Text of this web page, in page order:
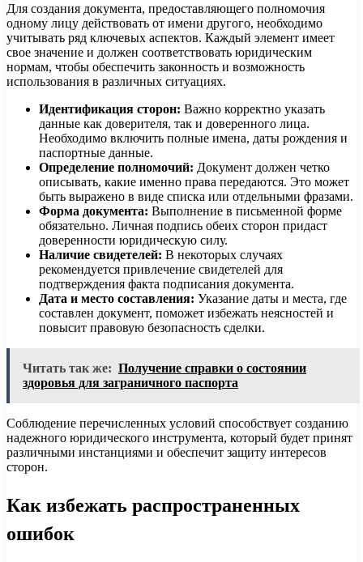
Для создания документа, предоставляющего полномочия
одному лицу действовать от имени другого, необходимо
учитывать ряд ключевых аспектов. Каждый элемент имеет
свое значение и должен соответствовать юридическим
нормам, чтобы обеспечить законность и возможность
использования в различных ситуациях.
Идентификация сторон: Важно корректно указать
данные как доверителя, так и доверенного лица.
Необходимо включить полные имена, даты рождения и
паспортные данные.
Определение полномочий: Документ должен четко
описывать, какие именно права передаются. Это может
быть выражено в виде списка или отдельными фразами.
Форма документа: Выполнение в письменной форме
обязательно. Личная подпись обеих сторон придаст
доверенности юридическую силу.
Наличие свидетелей: В некоторых случаях
рекомендуется привлечение свидетелей для
подтверждения факта подписания документа.
Дата и место составления: Указание даты и места, где
составлен документ, поможет избежать неясностей и
повысит правовую безопасность сделки.
Читать так же: Получение справки о состоянии
здоровья для заграничного паспорта
Соблюдение перечисленных условий способствует созданию
надежного юридического инструмента, который будет принят
различными инстанциями и обеспечит защиту интересов
сторон.
Как избежать распространенных
ошибок